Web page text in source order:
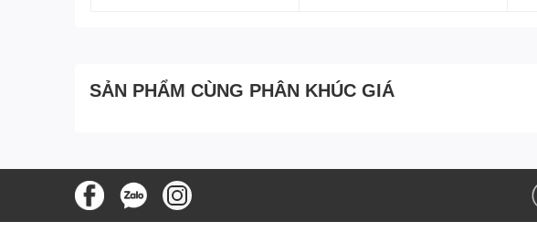
SẢN PHẨM CÙNG PHÂN KHÚC GIÁ